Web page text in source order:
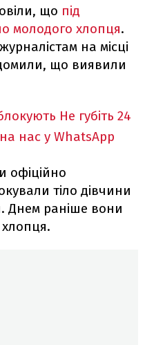
що під
молодого хлопця.
на місці
що виявили
Не губіть 24
нас у WhatsApp
офіційно
тіло дівчини
Днем раніше вони
хлопця.